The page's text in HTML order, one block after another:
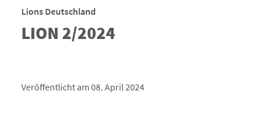
Lions Deutschland
LION 2/2024
Veröffentlicht am 08. April 2024